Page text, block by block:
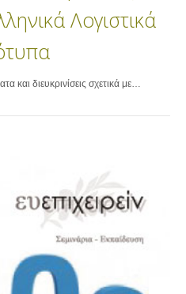
Λογιστικά
και διευκρινίσεις σχετικά με…